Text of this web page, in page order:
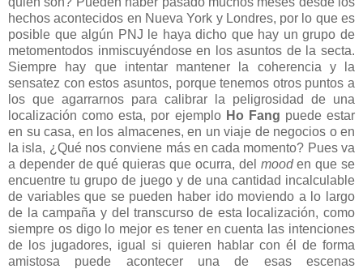
hechos acontecidos en Nueva York y Londres, por lo que es
posible que algún PNJ le haya dicho que hay un grupo de
metomentodos inmiscuyéndose en los asuntos de la secta.
Siempre hay que intentar mantener la coherencia y la
sensatez con estos asuntos, porque tenemos otros puntos a
los que agarrarnos para calibrar la peligrosidad de una
localización como esta, por ejemplo Ho Fang puede estar
en su casa, en los almacenes, en un viaje de negocios o en
la isla, ¿Qué nos conviene más en cada momento? Pues va
a depender de qué quieras que ocurra, del mooden que se
encuentre tu grupo de juego y de una cantidad incalculable
de variables que se pueden haber ido moviendo a lo largo
de la campaña y del transcurso de esta localización, como
siempre os digo lo mejor es tener en cuenta las intenciones
de los jugadores, igual si quieren hablar con él de forma
amistosa puede acontecer una de esas escenas